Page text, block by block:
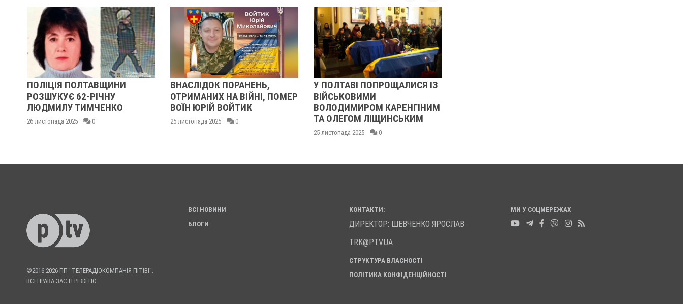
ВНАСЛІДОК ПОРАНЕНЬ,
ОТРИМАНИХ НА ВІЙНІ, ПОМЕР
ВОЇН ЮРІЙ ВОЙТИК
25 листопада 2025 0
У ПОЛТАВІ ПОПРОЩАЛИСЯ ІЗ
ВІЙСЬКОВИМИ
ВОЛОДИМИРОМ КАРЕНГІНИМ
ТА ОЛЕГОМ ЛІЩИНСЬКИМ
У ПОЛТАВІ ПОПРОЩАЛИСЯ ІЗ
БІЙЦЯМИ ОЛЕКСАНДРОМ
ІВАЩЕНКОМ, ДМИТРОМ
КИСЛИЧЕНКОМ ТА
МАКСИМОМ ГОНЧАРЕНКОМ
©2016-2026 ПП "ТЕЛЕРАДІОКОМПАНІЯ ПІТІВІ".
ВСІ ПРАВА ЗАСТЕРЕЖЕНО
ВСІ НОВИНИ
БЛОГИ
КОНТАКТИ:
ДИРЕКТОР: ШЕВЧЕНКО ЯРОСЛАВ
TRK@PTV.UA
СТРУКТУРА ВЛАСНОСТІ
ПОЛІТИКА КОНФІДЕНЦІЙНОСТІ
МИ У СОЦМЕРЕЖАХ